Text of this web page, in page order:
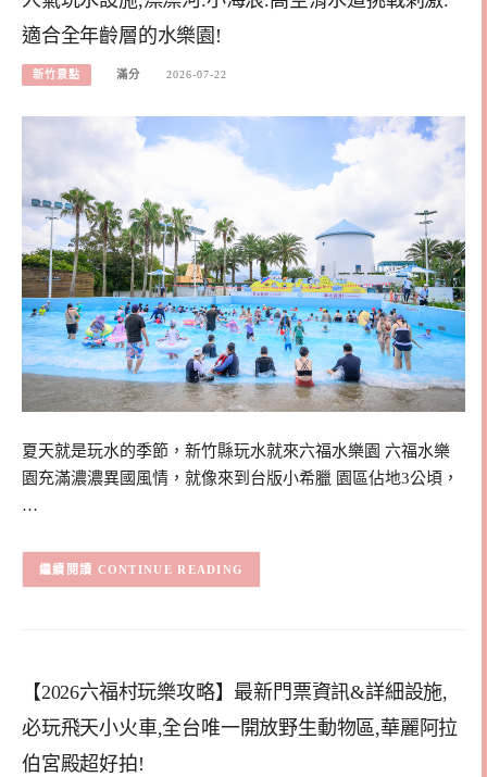
適合全年齡層的水樂園!
新竹景點 滿分 2026-07-22
夏天就是玩水的季節，新竹縣玩水就來六福水樂園 六福水樂
園充滿濃濃異國風情，就像來到台版小希臘 園區佔地3公頃，
…
CONTINUE READING
【2026六福村玩樂攻略】最新門票資訊&詳細設施,
必玩飛天小火車,全台唯一開放野生動物區,華麗阿拉
伯宮殿超好拍!